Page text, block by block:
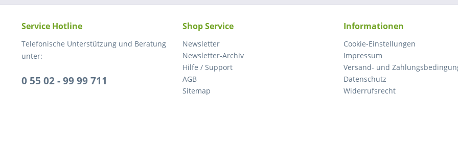
Service Hotline
Telefonische Unterstützung und Beratung
unter:
0 55 02 - 99 99 711
Shop Service
Newsletter
Newsletter-Archiv
Hilfe / Support
AGB
Sitemap
Informationen
Cookie-Einstellungen
Impressum
Versand- und
Datenschutz
Widerrufsrecht